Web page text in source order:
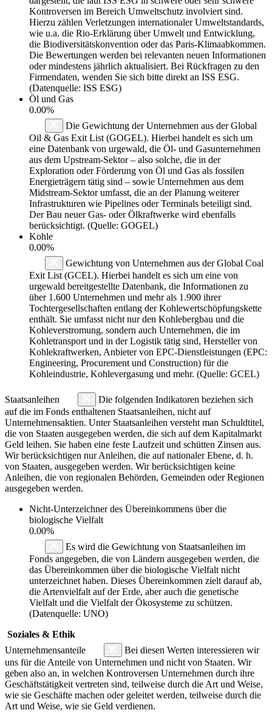
Kontroversen im Bereich Umweltschutz involviert sind.
Hierzu zählen Verletzungen internationaler Umweltstandards,
wie u.a. die Rio-Erklärung über Umwelt und Entwicklung,
die Biodiversitätskonvention oder das Paris-Klimaabkommen.
Die Bewertungen werden bei relevanten neuen Informationen
oder mindestens jährlich aktualisiert. Bei Rückfragen zu den
Firmendaten, wenden Sie sich bitte direkt an ISS ESG.
(Datenquelle: ISS ESG)
Öl und Gas
0.00%
Die Gewichtung der Unternehmen aus der Global
Oil & Gas Exit List (GOGEL). Hierbei handelt es sich um
eine Datenbank von urgewald, die Öl- und Gasunternehmen
aus dem Upstream-Sektor – also solche, die in der
Exploration oder Förderung von Öl und Gas als fossilen
Energieträgern tätig sind – sowie Unternehmen aus dem
Midstream-Sektor umfasst, die an der Planung weiterer
Infrastrukturen wie Pipelines oder Terminals beteiligt sind.
Der Bau neuer Gas- oder Ölkraftwerke wird ebenfalls
berücksichtigt. (Quelle: GOGEL)
Kohle
0.00%
Gewichtung von Unternehmen aus der Global Coal
Exit List (GCEL). Hierbei handelt es sich um eine von
urgewald bereitgestellte Datenbank, die Informationen zu
über 1.600 Unternehmen und mehr als 1.900 ihrer
Tochtergesellschaften entlang der Kohlewertschöpfungskette
enthält. Sie umfasst nicht nur den Kohlebergbau und die
Kohleverstromung, sondern auch Unternehmen, die im
Kohletransport und in der Logistik tätig sind, Hersteller von
Kohlekraftwerken, Anbieter von EPC-Dienstleistungen (EPC:
Engineering, Procurement und Construction) für die
Kohleindustrie, Kohlevergasung und mehr. (Quelle: GCEL)
Staatsanleihen
Die folgenden Indikatoren beziehen sich
auf die im Fonds enthaltenen Staatsanleihen, nicht auf
Unternehmensaktien. Unter Staatsanleihen versteht man Schuldtitel,
die von Staaten ausgegeben werden, die sich auf dem Kapitalmarkt
Geld leihen. Sie haben eine feste Laufzeit und schütten Zinsen aus.
Wir berücksichtigen nur Anleihen, die auf nationaler Ebene, d. h.
von Staaten, ausgegeben werden. Wir berücksichtigen keine
Anleihen, die von regionalen Behörden, Gemeinden oder Regionen
ausgegeben werden.
Nicht-Unterzeichner des Übereinkommens über die
biologische Vielfalt
0.00%
Es wird die Gewichtung von Staatsanleihen im
Fonds angegeben, die von Ländern ausgegeben werden, die
das Übereinkommen über die biologische Vielfalt nicht
unterzeichnet haben. Dieses Übereinkommen zielt darauf ab,
die Artenvielfalt auf der Erde, aber auch die genetische
Vielfalt und die Vielfalt der Ökosysteme zu schützen.
(Datenquelle: UNO)
Soziales & Ethik
Unternehmensanteile
Bei diesen Werten interessieren wir
uns für die Anteile von Unternehmen und nicht von Staaten. Wir
geben also an, in welchen Kontroversen Unternehmen durch ihre
Geschäftstätigkeit vertreten sind, teilweise durch die Art und Weise,
wie sie Geschäfte machen oder geleitet werden, teilweise durch die
Art und Weise, wie sie Geld verdienen.